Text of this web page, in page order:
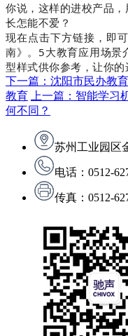
你说，这样的进校产品
长怎能不爱？
现在点击下方链接，即
南》。5大教育应用场景
型样式供你参考，让你的
下一篇：沈阳市民办教
教育
上一篇：智能学习
何不同？
苏州工业园区
电话：0512-
传真：0512-